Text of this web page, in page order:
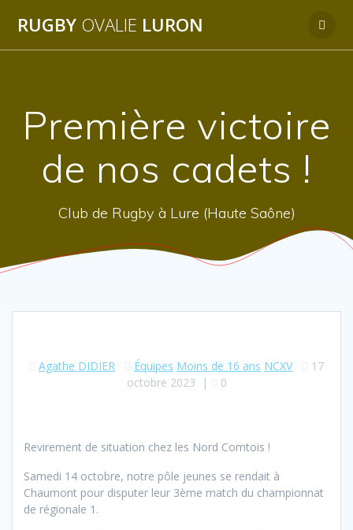
au
RUGBY OVALIE LURON
Première victoire
de nos cadets !
Club de Rugby à Lure (Haute Saône)
Agathe DIDIER Équipes Moins de 16 ans NCXV
17
octobre 2023 | 0
Revirement de situation chez les Nord Comtois !
Samedi 14 octobre, notre pôle jeunes se rendait à
Chaumont pour disputer leur 3ème match du championnat
de régionale 1.